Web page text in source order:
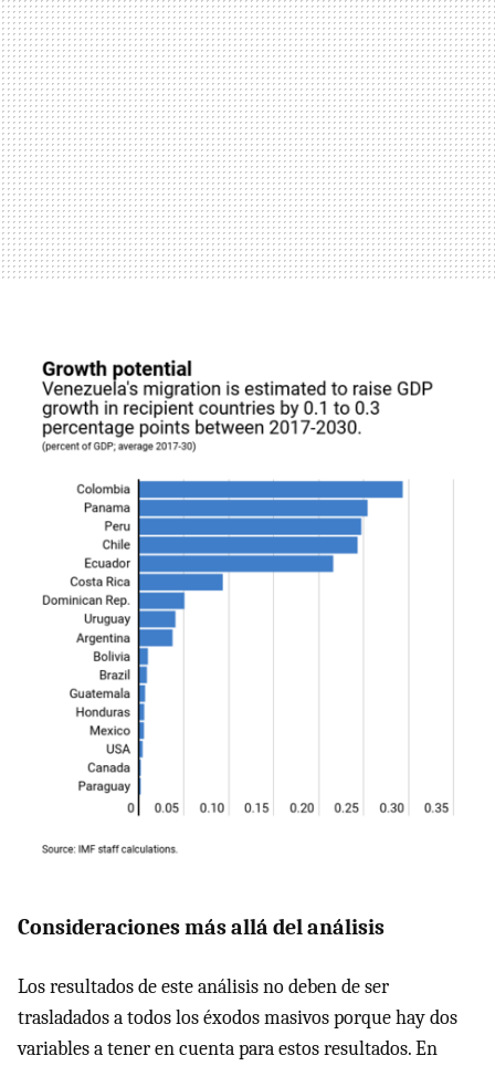
Consideraciones más allá del análisis
Los resultados de este análisis no deben de ser
trasladados a todos los éxodos masivos porque hay dos
variables a tener en cuenta para estos resultados. En